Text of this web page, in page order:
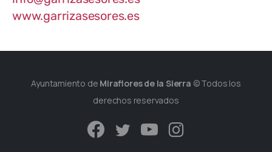
www.garrizasesores.es
Ayuntamiento de Miraflores de la Sierra © Todos los
derechos reservados